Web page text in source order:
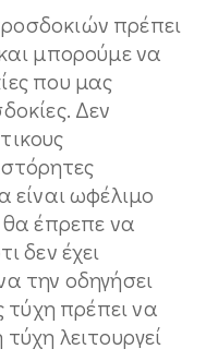
πρέπει
μπορούμε να
που μας
Δεν
είναι ωφέλιμο
έπρεπε να
δεν έχει
την οδηγήσει
τύχη πρέπει να
λειτουργεί